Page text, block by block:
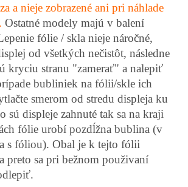
a nieje zobrazené ani pri náhlade
Ostatné modely majú v balení
fólie / skla nieje náročné,
od všetkých nečistôt, následne
kryciu stranu "zamerať" a nalepiť
bubliniek na fólii/skle ich
smerom od stredu displeja ku
sú displeje zahnuté tak sa na kraji
fólie urobí pozdĺžna bublina (v
s fóliou). Obal je k tejto fólii
preto sa pri bežnom použivaní